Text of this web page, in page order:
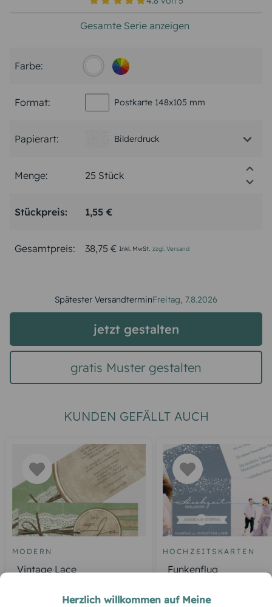
Gesamte Serie anzeigen
Farbe:
Format: Postkarte 148x105 mm
Papierart: Bilderdruck
Menge:
Stückpreis: 1,55 €
Gesamtpreis: 38,75 € Inkl. MwSt. zzgl. Versand
Spätester VersandterminFreitag, 7.8.2026
jetzt gestalten
gratis Muster gestalten
KUNDEN GEFÄLLT AUCH
MODERN
Vintage Lace
HOCHZEITSKARTEN
Funkenflug
Herzlich willkommen auf Meine